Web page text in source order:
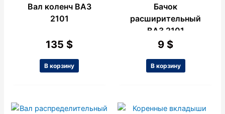
Вал коленч ВАЗ
2101
135 $
В корзину
Бачок
расширительный
ВАЗ 2101
9 $
В корзину